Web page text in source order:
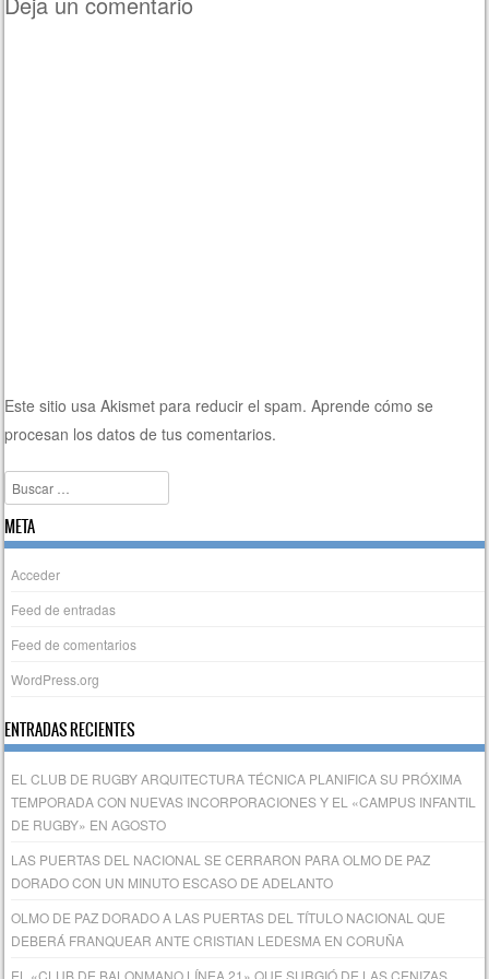
Este sitio usa Akismet para reducir el spam.Aprende cómo se
procesan los datos de tus comentarios.
Buscar
META
Acceder
Feed de entradas
Feed de comentarios
WordPress.org
ENTRADAS RECIENTES
EL CLUB DE RUGBY ARQUITECTURA TÉCNICA PLANIFICA SU PRÓXIMA
TEMPORADA CON NUEVAS INCORPORACIONES Y EL «CAMPUS INFANTIL
DE RUGBY» EN AGOSTO
LAS PUERTAS DEL NACIONAL SE CERRARON PARA OLMO DE PAZ
DORADO CON UN MINUTO ESCASO DE ADELANTO
OLMO DE PAZ DORADO A LAS PUERTAS DEL TÍTULO NACIONAL QUE
DEBERÁ FRANQUEAR ANTE CRISTIAN LEDESMA EN CORUÑA
EL «CLUB DE BALONMANO LÍNEA 21» QUE SURGIÓ DE LAS CENIZAS